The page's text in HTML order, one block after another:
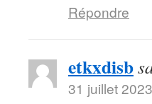
Répondre
etkxdisb
31 juillet